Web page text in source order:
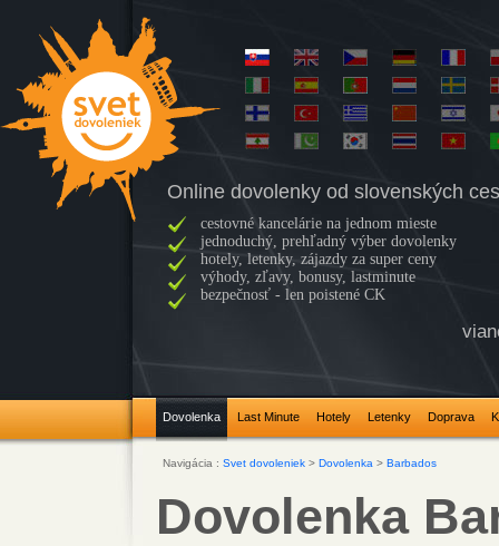
Online dovolenky od slovenských
cestovné kancelárie na jednom mieste
jednoduchý, prehľadný výber dovolenky
hotely, letenky, zájazdy za super ceny
výhody, zľavy, bonusy, lastminute
bezpečnosť - len poistené CK
Dovolenka Last Minute Hotely Letenky Doprava
Navigácia : Svet dovoleniek > Dovolenka > Barbados
Dovolenka